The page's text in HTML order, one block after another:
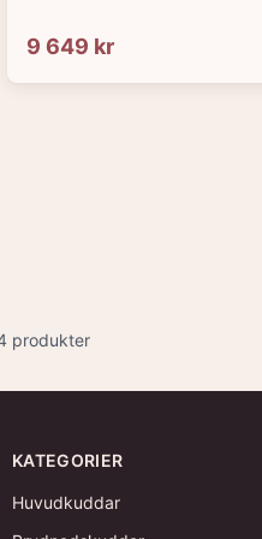
9 649 kr
produkter
KATEGORIER
Huvudkuddar